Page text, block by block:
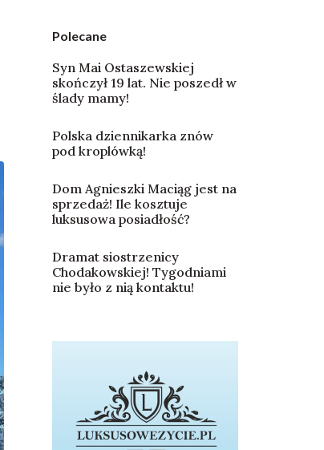
Polecane
Syn Mai Ostaszewskiej
skończył 19 lat. Nie poszedł w
ślady mamy!
Polska dziennikarka znów
pod kroplówką!
Dom Agnieszki Maciąg jest na
sprzedaż! Ile kosztuje
luksusowa posiadłość?
Dramat siostrzenicy
Chodakowskiej! Tygodniami
nie było z nią kontaktu!